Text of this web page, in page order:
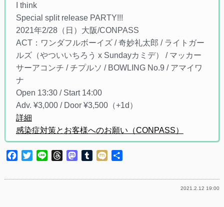
I think
Special split release PARTY!!!
2021年2/28（日）大阪/CONPASS
ACT：ワンダフルボーイズ / 奇妙礼太郎 / ライトガー
ルズ（やついいちろう x Sundayカミデ） / マッカー
サーアコンチ / チプルソ / BOWLING No.9 / アマイワ
ナ
Open 13:30 / Start 14:00
Adv. ¥3,000 / Door ¥3,500（+1d）
詳細
感染症対策とお客様へのお願い（CONPASS）
Facebook
TwitterLine ThreadsMastodon
Tumblr
Mixi
2021.2.12 19:00